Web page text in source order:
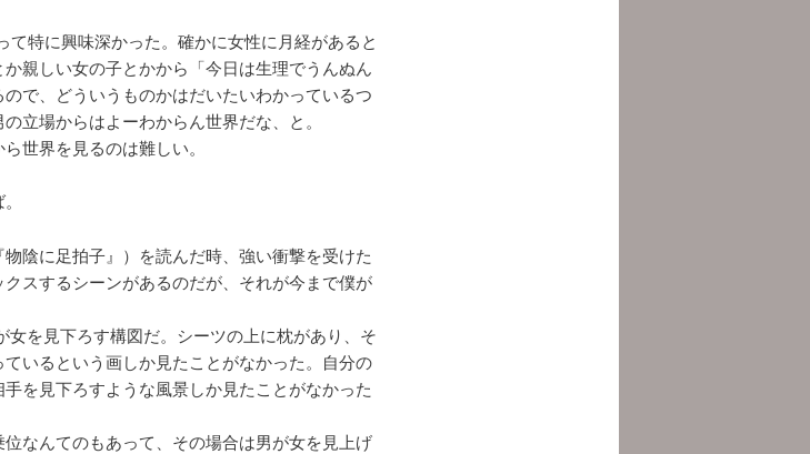
て特に興味深かった。確かに女性に月経があると
親しい女の子とかから「今日は生理でうんぬん
で、どういうものかはだいたいわかっているつ
立場からはよーわからん世界だな、と。
世界を見るのは難しい。
陰に足拍子』）を読んだ時、強い衝撃を受けた
スするシーンがあるのだが、それが今まで僕が
女を見下ろす構図だ。シーツの上に枕があり、そ
いるという画しか見たことがなかった。自分の
を見下ろすような風景しか見たことがなかった
なんてのもあって、その場合は男が女を見上げ